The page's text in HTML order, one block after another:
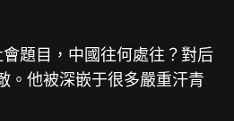
題目，中國往何處往？對后
。他被深嵌于很多嚴重汗青